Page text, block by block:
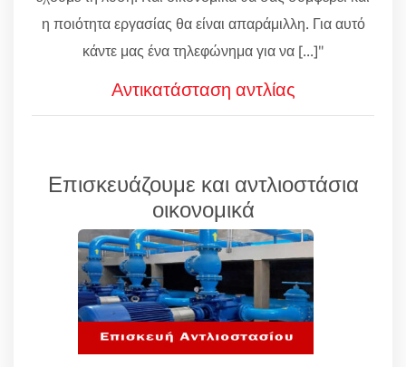
η ποιότητα εργασίας θα είναι απαράμιλλη. Για αυτό
κάντε μας ένα τηλεφώνημα για να [...]"
Αντικατάσταση αντλίας
Επισκευάζουμε και αντλιοστάσια
οικονομικά